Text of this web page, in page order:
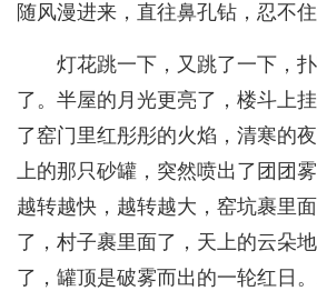
随风漫进来，直往鼻孔钻，忍不住
灯花跳一下，又跳了一下，
了。半屋的月光更亮了，楼斗上
了窑门里红彤彤的火焰，清寒的
上的那只砂罐，突然喷出了团团
越转越快，越转越大，窑坑裹里
了，村子裹里面了，天上的云朵
了，罐顶是破雾而出的一轮红日